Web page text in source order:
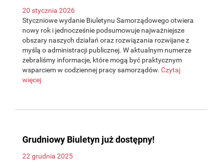
20 stycznia 2026
Styczniowe wydanie Biuletynu Samorządowego otwiera
nowy rok i jednocześnie podsumowuje najważniejsze
obszary naszych działań oraz rozwiązania rozwijane z
myślą o administracji publicznej. W aktualnym numerze
zebraliśmy informacje, które mogą być praktycznym
wsparciem w codziennej pracy samorządów. Czytaj
więcej
Grudniowy Biuletyn już dostępny!
22 grudnia 2025